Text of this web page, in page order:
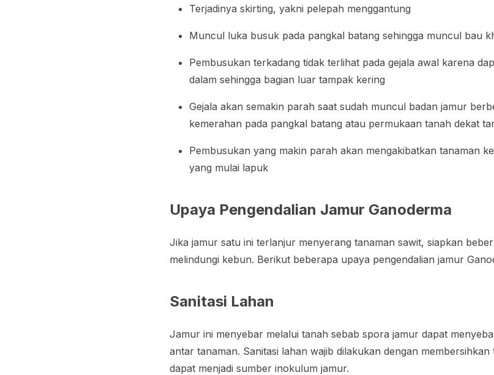
Terjadinyaskirting, yakni pelepah menggantung
Muncul luka busuk pada pangkal batang sehingga muncul bau
Pembusukan terkadang tidak terlihat pada gejala awal karena
dalam sehingga bagian luar tampak kering
Gejala akan semakin parah saat sudah muncul badan jamur
kemerahan pada pangkal batang atau permukaan tanah dekat
Pembusukan yang makin parah akan mengakibatkan tanaman
yang mulai lapuk
Upaya Pengendalian Jamur Ganoderma
Jika jamur satu ini terlanjur menyerang tanaman sawit, siapkan
melindungi kebun. Berikut beberapa upaya pengendalian jamur
Sanitasi Lahan
Jamur ini menyebar melalui tanah sebab spora jamur dapat
antar tanaman. Sanitasi lahan wajib dilakukan dengan
dapat menjadi sumber inokulum jamur.